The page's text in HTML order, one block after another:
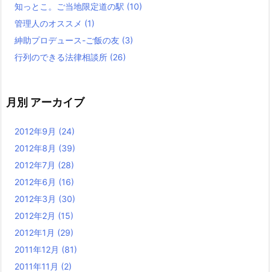
知っとこ。ご当地限定道の駅 (10)
管理人のオススメ (1)
紳助プロデュース-ご飯の友 (3)
行列のできる法律相談所 (26)
月別 アーカイブ
2012年9月 (24)
2012年8月 (39)
2012年7月 (28)
2012年6月 (16)
2012年3月 (30)
2012年2月 (15)
2012年1月 (29)
2011年12月 (81)
2011年11月 (2)